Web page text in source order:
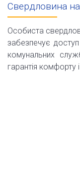
Свердловина
Особиста
забезпечує
комунальних
гарантія комфорту